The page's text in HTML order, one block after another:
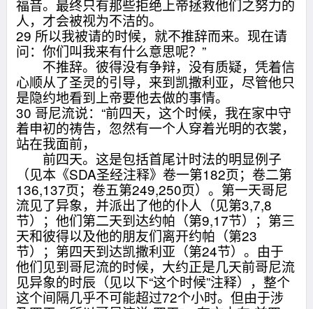
福音。最终只有那些拒绝上帝拯救他们之努力的
人，才会被视为不洁的。
29 所以我被请的时候，就不推辞而来。现在请
问：你们叫我来有什么意思呢？”
不推辞。彼得没有争辩，没有质疑，凭着信
心顺从了圣灵的引导，来到凯撒利亚，尽管他只
是隐约地看到上帝要他去做的事情。
30 哥尼流说：“前四天，这个时候，我在家中守
着申初的祷告，忽然有一个人穿着光明的衣裳，
站在我面前，
前四天。这是包括首尾计时法的明显例子
（见本《SDA圣经注释》卷一第182页；卷二第
136,137页；卷五第249,250页）。第一天哥尼
流见了异象，并派出了他的仆人（见第3,7,8
节）；他们第二天到达约帕（第9,17节）；第三
天和彼得以及他的朋友们离开约帕（第23
节）；第四天到达凯撒利亚（第24节）。由于
他们见到哥尼流的时候，大约正是几天前哥尼流
见异象的时辰（见以下“这个时候”注释），整个
这个间隔几乎不可能超过72个小时。但由于涉